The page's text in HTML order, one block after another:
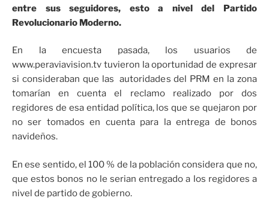
entre sus seguidores, esto a nivel del Partido
Revolucionario Moderno.
En la encuesta pasada, los usuarios de
www.peraviavision.tv tuvieron la oportunidad de expresar
si consideraban que las autoridades del PRM en la zona
tomarían en cuenta el reclamo realizado por dos
regidores de esa entidad política, los que se quejaron por
no ser tomados en cuenta para la entrega de bonos
navideños.
En ese sentido, el 100 % de la población considera que no,
que estos bonos no le serian entregado a los regidores a
nivel de partido de gobierno.